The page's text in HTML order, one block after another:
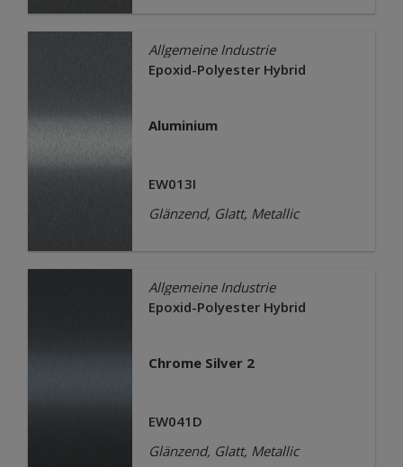
Allgemeine Industrie
Epoxid-Polyester Hybrid
Aluminium
EW013I
Glänzend, Glatt, Metallic
Allgemeine Industrie
Epoxid-Polyester Hybrid
Chrome Silver 2
EW041D
Glänzend, Glatt, Metallic